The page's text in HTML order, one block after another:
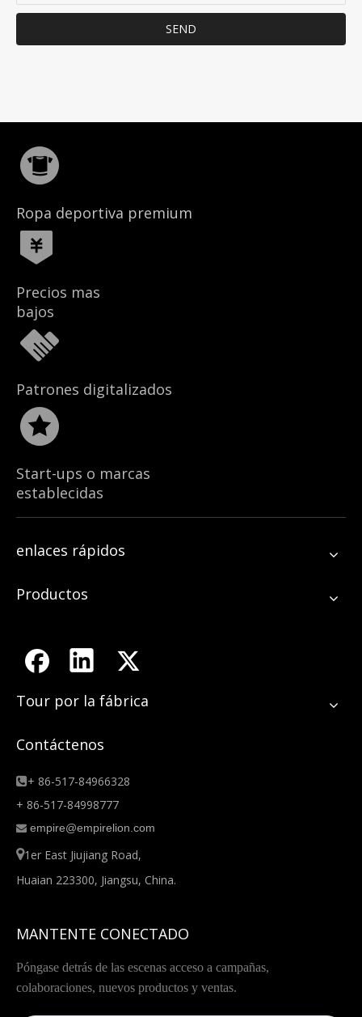
SEND
Ropa deportiva premium
Precios mas
bajos
Patrones digitalizados
Start-ups o marcas
establecidas
enlaces rápidos
Productos
Tour por la fábrica
Contáctenos
+ 86-517-84966328
+ 86-517-84998777
 empire@empirelion.com
1er East Jiujiang Road,
Huaian 223300, Jiangsu, China.
MANTENTE CONECTADO
Póngase detrás de las escenas acceso a campañas,
colaboraciones, nuevos productos y ventas.